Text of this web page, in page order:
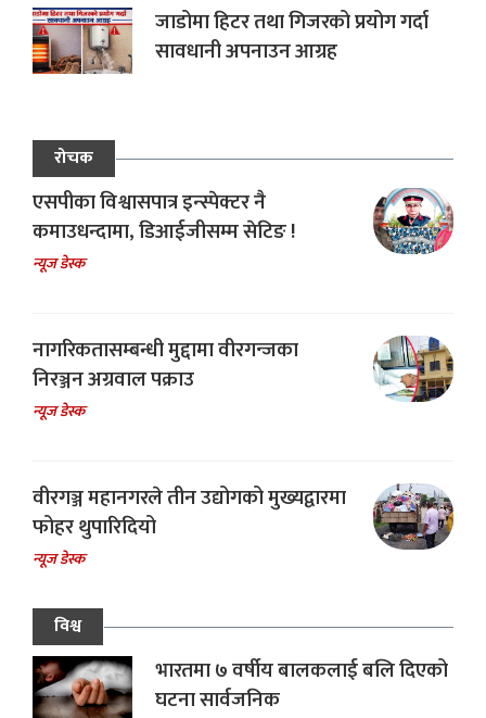
जाडोमा हिटर तथा गिजरको प्रयोग गर्दा
सावधानी अपनाउन आग्रह
रोचक
एसपीका विश्वासपात्र इन्स्पेक्टर नै
कमाउधन्दामा, डिआईजीसम्म सेटिङ !
न्यूज डेस्क
नागरिकतासम्बन्धी मुद्दामा वीरगन्जका
निरञ्जन अग्रवाल पक्राउ
न्यूज डेस्क
वीरगञ्ज महानगरले तीन उद्योगको मुख्यद्वारमा
फोहर थुपारिदियो
न्यूज डेस्क
विश्व
भारतमा ७ वर्षीय बालकलाई बलि दिएको
घटना सार्वजनिक